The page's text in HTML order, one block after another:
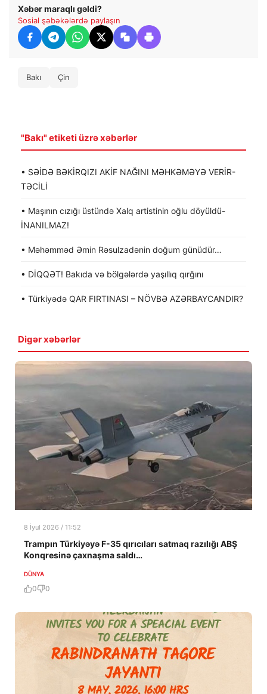
Xəbər maraqlı gəldi?
Sosial şəbəkələrdə paylaşın
Bakı Çin
"Bakı" etiketi üzrə xəbərlər
• SƏİDƏ BƏKİRQIZI AKİF NAĞINI MƏHKƏMƏYƏ VERİR-
TƏCİLİ
• Maşının cızığı üstündə Xalq artistinin oğlu döyüldü-
İNANILMAZ!
• Məhəmməd Əmin Rəsulzadənin doğum günüdür…
• DİQQƏT! Bakıda və bölgələrdə yaşıllıq qırğını
• Türkiyədə QAR FIRTINASI – NÖVBƏ AZƏRBAYCANDIR?
Digər xəbərlər
8 İyul 2026 / 11:52
Trampın Türkiyəyə F-35 qırıcıları satmaq razılığı ABŞ
Konqresinə çaxnaşma saldı…
DÜNYA
0 0